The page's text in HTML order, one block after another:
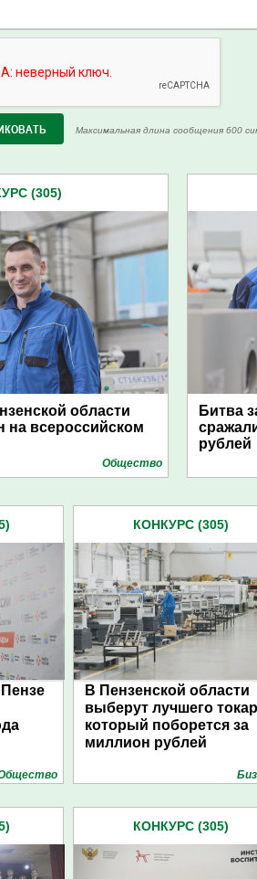
Максимальная длина сообщения 600
(305)
области
на всероссийском
Общество
Битва
рублей
КОНКУРС (305)
В Пензенской области
выберут лучшего
который поборется за
миллион рублей
КОНКУРС (305)